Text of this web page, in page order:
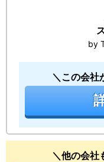
by
＼この会社
＼他の会社